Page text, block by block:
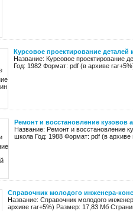
Курсовое проектирование деталей
Название: Курсовое проектирование
Год: 1982 Формат: pdf (в архиве
Ремонт и восстановление кузовов
Название: Ремонт и восстановление
школа Год: 1988 Формат: pdf (в
Справочник молодого инженера-
Название: Справочник молодого
архиве rar+5%) Размер: 17,83 Мб